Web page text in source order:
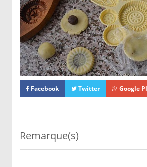
Les plonger dans le sucre glace pour
enrober généreusement ou les
simplement natures
Ces gâteaux se gardent quelques
une boîte bien fermée.
Facebook Twitter Google
Remarque(s)